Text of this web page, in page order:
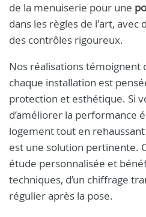
de la menuiserie pour une
dans les règles de l'art, avec
des contrôles rigoureux.
Nos réalisations témoignent
chaque installation est
protection et esthétique. Si
d’améliorer la performance
logement tout en
est une solution pertinente.
étude personnalisée et
techniques, d’un chiffrage
régulier après la pose.